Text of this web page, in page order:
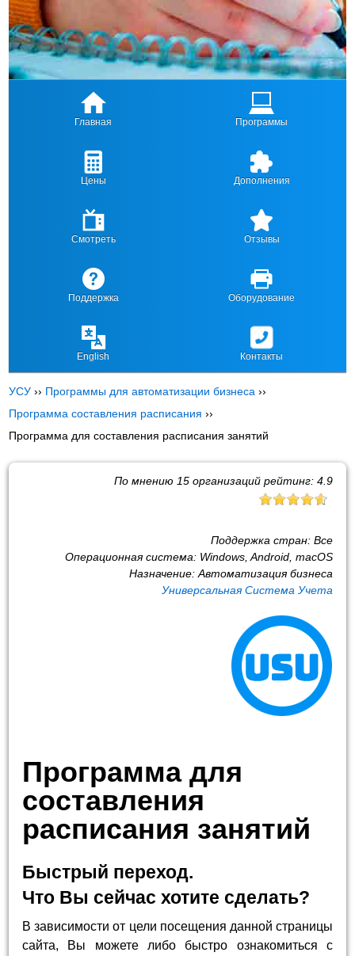
Главная Программы
Цены Дополнения
Смотреть Отзывы
Поддержка Оборудование
English Контакты
УСУ ›› Программы для автоматизации бизнеса ››
Программа составления расписания ››
Программа для составления расписания занятий
По мнению 15организаций рейтинг: 4.9
Поддержка стран: Все
Операционная система: Windows, Android, macOS
Назначение: Автоматизация бизнеса
Универсальная Система Учета
Программа для
составления
расписания занятий
Быстрый переход.
Что Вы сейчас хотите сделать?
В зависимости от цели посещения данной страницы
сайта, Вы можете либо быстро ознакомиться с